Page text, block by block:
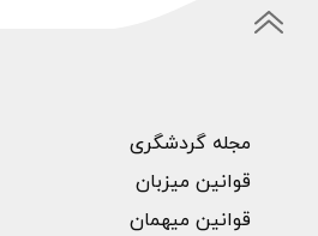
مجله گردشگری
قوانین میزبان
قوانین میهمان